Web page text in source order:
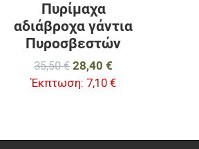
Πυρίμαχα
αδιάβροχα γάντια
Πυροσβεστών
35,50 € 28,40 €
Έκπτωση: 7,10 €